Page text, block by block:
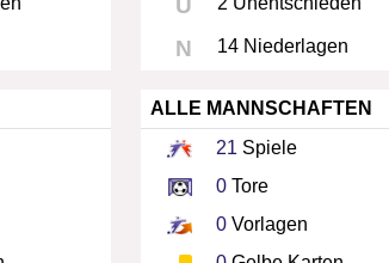
N 14 Niederlagen
ALLE MANNSCHAFTEN
21 Spiele
0Tore
0Vorlagen